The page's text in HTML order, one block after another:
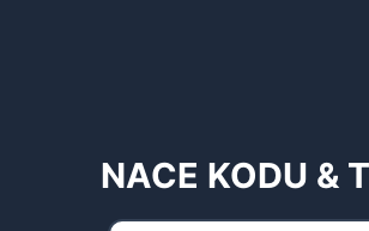
NACE KODU &